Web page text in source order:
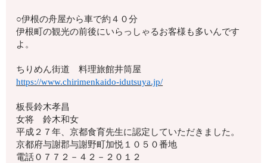
○伊根の舟屋から車で約４０分
伊根町の観光の前後にいらっしゃるお客様も多いんです
よ。
ちりめん街道 料理旅館井筒屋
https://www.chirimenkaido-idutsuya.jp/
板長鈴木孝昌
女将 鈴木和女
平成２７年、京都食育先生に認定していただきました。
京都府与謝郡与謝野町加悦１０５０番地
電話０７７２－４２－２０１２